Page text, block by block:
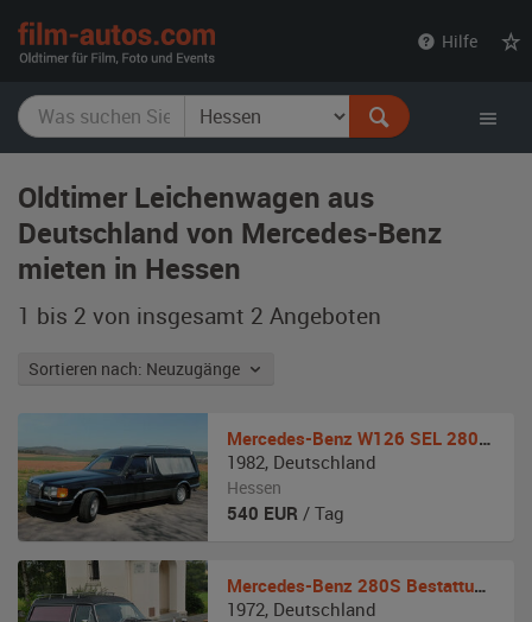
Hilfe
Oldtimer Leichenwagen aus
Deutschland von Mercedes-Benz
mieten in Hessen
1 bis 2 von insgesamt 2 Angeboten
Sortieren nach: Neuzugänge
Mercedes-Benz W126 SEL 280 Bestattungswagen
1982, Deutschland
Hessen
540 EUR / Tag
Mercedes-Benz 280S Bestattungswagen
1972, Deutschland